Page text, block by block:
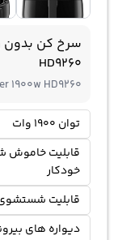
HD9260
1900w HD9260
توان 1900 وات
قابلیت خاموش
خودکار
قابلیت
دیواره های